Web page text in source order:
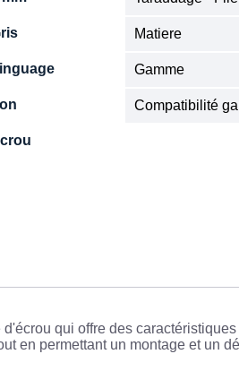
Matiere
Gamme
Compatibilité
qui offre des
en permettant un montage et un